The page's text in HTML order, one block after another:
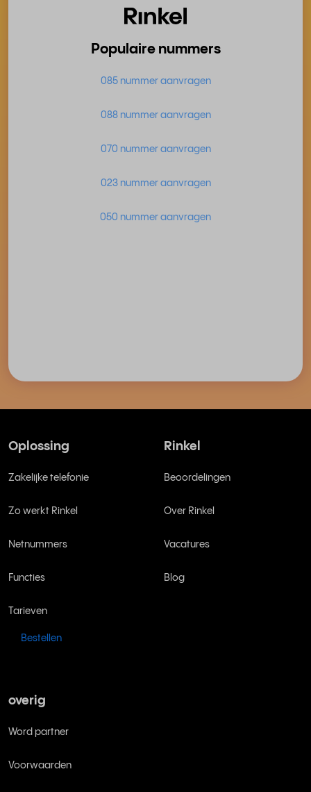
Populaire nummers
085 nummer aanvragen
088 nummer aanvragen
070 nummer aanvragen
023 nummer aanvragen
050 nummer aanvragen
Oplossing
Zakelijke telefonie
Zo werkt Rinkel
Netnummers
Functies
Tarieven
Bestellen
Rinkel
Beoordelingen
Over Rinkel
Vacatures
Blog
overig
Word partner
Voorwaarden